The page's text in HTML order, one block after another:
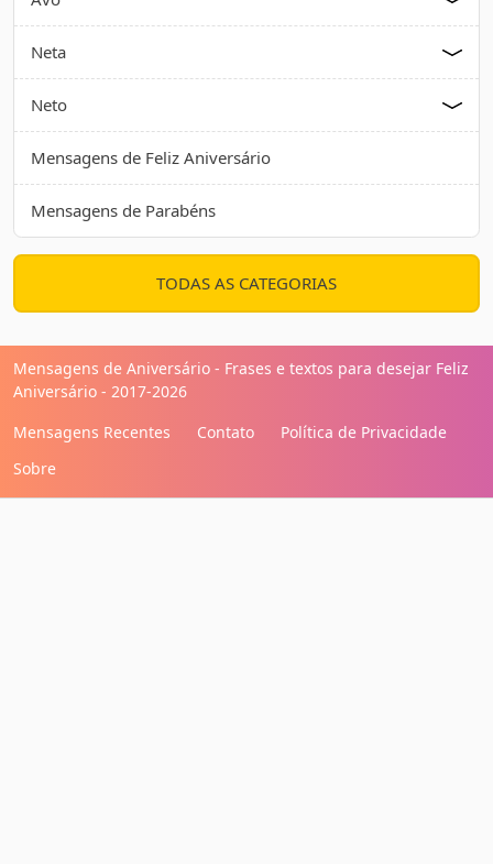
Neta
Neto
Mensagens de Feliz Aniversário
Mensagens de Parabéns
TODAS AS CATEGORIAS
Mensagens de Aniversário - Frases e textos para desejar Feliz
Aniversário - 2017-2026
Mensagens Recentes
Contato
Política de Privacidade
Sobre